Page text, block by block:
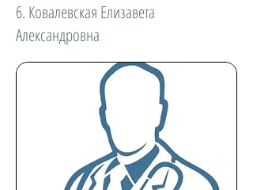
6. Ковалевская Елизавета
Александровна